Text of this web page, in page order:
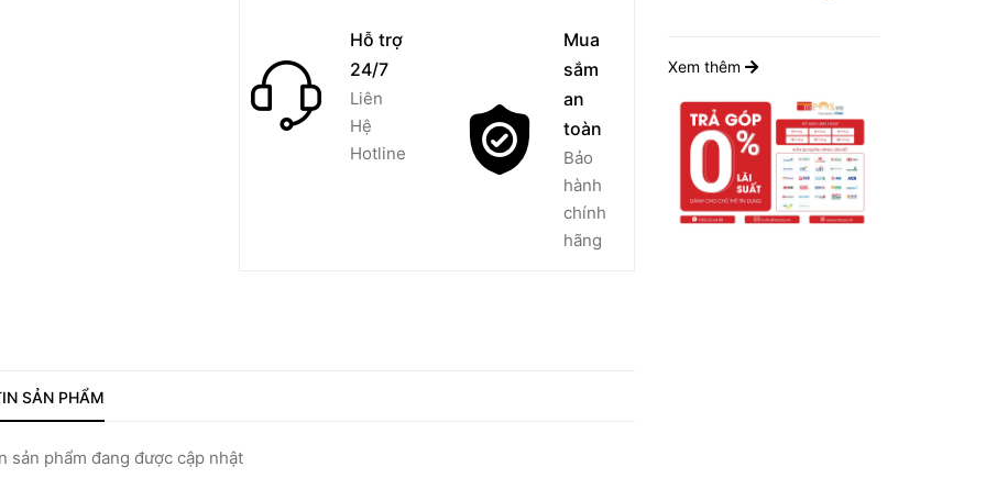
Hỗ trợ
24/7
Liên
Hệ
Hotline
Mua
sắm
an
toàn
Bảo
hành
chính
hãng
SẢN PHẨM
sản phẩm đang được cập nhật
Xem thêm